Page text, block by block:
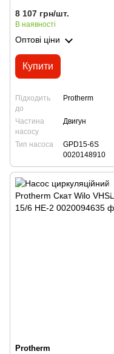
8 107 грн/шт.
В наявності
Оптові ціни
Купити
Підходить
до
Protherm
Частина
насосу
Двигун
Тип насоса
GPD15-6S
0020148910
Protherm